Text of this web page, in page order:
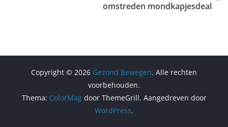
omstreden mondkapjesdeal
Copyright © 2026 Gezond Bewegen. Alle rechten
voorbehouden.
Thema: ColorMagdoor ThemeGrill. Aangedreven door
WordPress.